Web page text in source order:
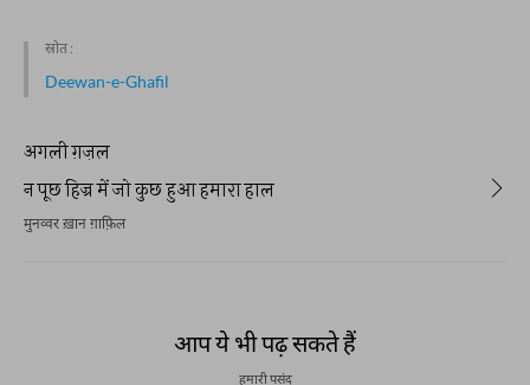
स्रोत :
Deewan-e-Ghafil
अगली ग़ज़ल
न पूछ हिज्र में जो कुछ हुआ हमारा हाल
मुनव्वर ख़ान ग़ाफ़िल
आप ये भी पढ़ सकते हैं
हमारी पसंद